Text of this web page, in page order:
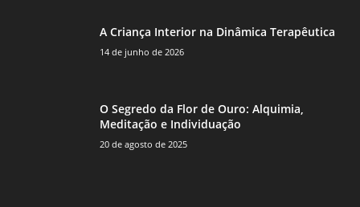
A Criança Interior na Dinâmica Terapêutica
14 de junho de 2026
O Segredo da Flor de Ouro: Alquimia,
Meditação e Individuação
20 de agosto de 2025